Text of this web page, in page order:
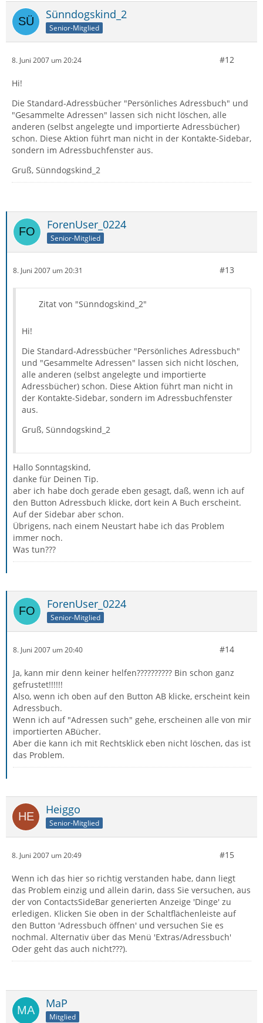
Sünndogskind_2
Senior-Mitglied
8. Juni 2007 um 20:24 #12
Hi!
Die Standard-Adressbücher "Persönliches Adressbuch" und
"Gesammelte Adressen" lassen sich nicht löschen, alle
anderen (selbst angelegte und importierte Adressbücher)
schon. Diese Aktion führt man nicht in der Kontakte-Sidebar,
sondern im Adressbuchfenster aus.
Gruß, Sünndogskind_2
ForenUser_0224
Senior-Mitglied
8. Juni 2007 um 20:31 #13
Zitat von "Sünndogskind_2"
Hi!
Die Standard-Adressbücher "Persönliches Adressbuch"
und "Gesammelte Adressen" lassen sich nicht löschen,
alle anderen (selbst angelegte und importierte
Adressbücher) schon. Diese Aktion führt man nicht in
der Kontakte-Sidebar, sondern im Adressbuchfenster
aus.
Gruß, Sünndogskind_2
Hallo Sonntagskind,
danke für Deinen Tip.
aber ich habe doch gerade eben gesagt, daß, wenn ich auf
den Button Adressbuch klicke, dort kein A Buch erscheint.
Auf der Sidebar aber schon.
Übrigens, nach einem Neustart habe ich das Problem
immer noch.
Was tun???
ForenUser_0224
Senior-Mitglied
8. Juni 2007 um 20:40 #14
Ja, kann mir denn keiner helfen?????????? Bin schon ganz
gefrustet!!!!!!
Also, wenn ich oben auf den Button AB klicke, erscheint kein
Adressbuch.
Wenn ich auf "Adressen such" gehe, erscheinen alle von mir
importierten ABücher.
Aber die kann ich mit Rechtsklick eben nicht löschen, das ist
das Problem.
Heiggo
Senior-Mitglied
8. Juni 2007 um 20:49 #15
Wenn ich das hier so richtig verstanden habe, dann liegt
das Problem einzig und allein darin, dass Sie versuchen, aus
der von ContactsSideBar generierten Anzeige 'Dinge' zu
erledigen. Klicken Sie oben in der Schaltflächenleiste auf
den Button 'Adressbuch öffnen' und versuchen Sie es
nochmal. Alternativ über das Menü 'Extras/Adressbuch'
Oder geht das auch nicht???).
MaP
Mitglied